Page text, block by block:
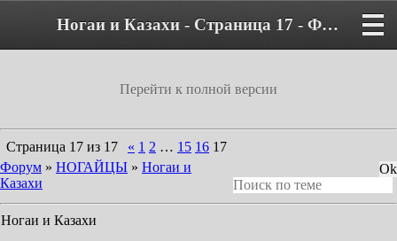
Ногаи и Казахи - Страница 17 - Форум
Перейти к полной версии
Страница 17 из 17 « 1 2 … 15 16 17
Форум » НОГАЙЦЫ » Ногаи и
Казахи
Ногаи и Казахи